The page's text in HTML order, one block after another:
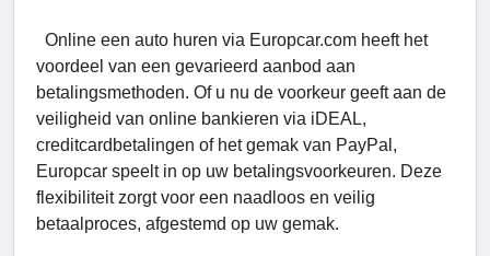
Online een auto huren via Europcar.com heeft het
voordeel van een gevarieerd aanbod aan
betalingsmethoden. Of u nu de voorkeur geeft aan de
veiligheid van online bankieren via iDEAL,
creditcardbetalingen of het gemak van PayPal,
Europcar speelt in op uw betalingsvoorkeuren. Deze
flexibiliteit zorgt voor een naadloos en veilig
betaalproces, afgestemd op uw gemak.